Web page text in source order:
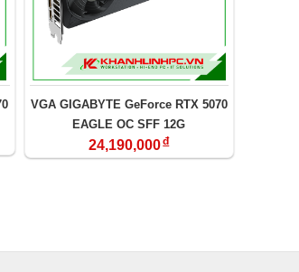
VGA GIGABYTE GeForce RTX 5070
EAGLE OC SFF 12G
24,190,000đ